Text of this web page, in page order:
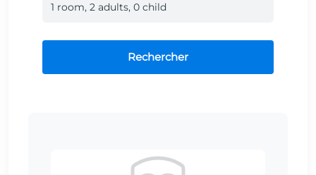
1 room, 2 adults, 0 child
Rechercher